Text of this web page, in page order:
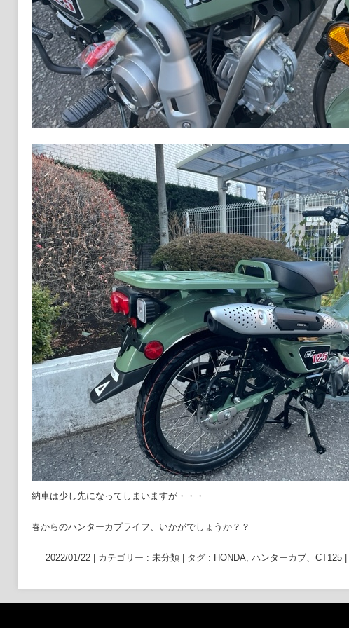
納車は少し先になってしまいますが・・・
春からのハンターカブライフ、いかがでしょうか？？
2022/01/22 カテゴリー : 未分類 タグ : HONDA, ハンターカブ、CT125